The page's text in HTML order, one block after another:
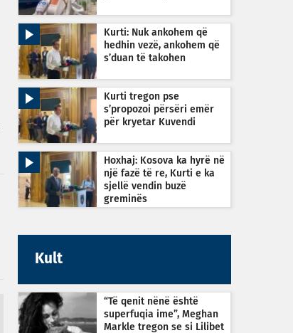
Kurti: Nuk ankohem që
hedhin vezë, ankohem që
s’duan të takohen
Kurti tregon pse
s’propozoi përsëri emër
për kryetar Kuvendi
Hoxhaj: Kosova ka hyrë në
një fazë të re, Kurti e ka
sjellë vendin buzë
greminës
Kult
“Të qenit nënë është
superfuqia ime”, Meghan
Markle tregon se si Lilibet